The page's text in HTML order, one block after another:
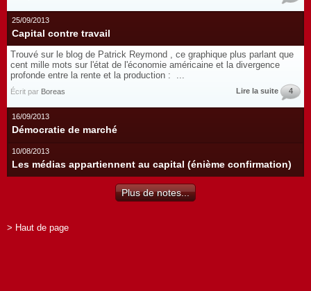
25/09/2013
Capital contre travail
Trouvé sur le blog de Patrick Reymond , ce graphique plus parlant que
cent mille mots sur l'état de l'économie américaine et la divergence
profonde entre la rente et la production : ...
Écrit par Boreas Lire la suite 4
16/09/2013
Démocratie de marché
10/08/2013
Les médias appartiennent au capital (énième confirmation)
Plus de notes...
> Haut de page